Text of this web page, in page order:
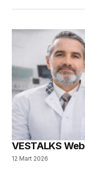
VESTALKS
12 Mart 2026